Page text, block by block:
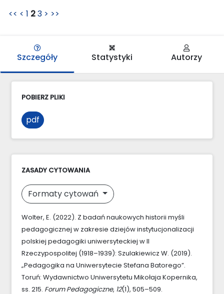
<< < 1 23 > >>
Szczegóły Statystyki Autorzy
POBIERZ PLIKI
pdf
ZASADY CYTOWANIA
Formaty cytowań
Wolter, E. (2022). Z badań naukowych historii myśli
pedagogicznej w zakresie dziejów instytucjonalizacji
polskiej pedagogiki uniwersyteckiej w II
Rzeczypospolitej (1918–1939): Szulakiewicz W. (2019).
„Pedagogika na Uniwersytecie Stefana Batorego”.
Toruń: Wydawnictwo Uniwersytetu Mikołaja Kopernika,
ss. 215. Forum Pedagogiczne, 12(1), 505–509.